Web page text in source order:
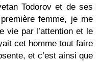
Todorov et de ses
femme, je me
vie par l’attention et le
cet homme tout faire
et c’est ainsi que